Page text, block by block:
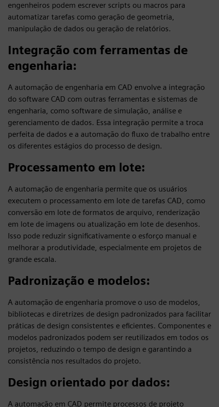
engenheiros podem escrever scripts ou macros para
automatizar tarefas como geração de geometria,
manipulação de dados ou geração de relatórios.
Integração com ferramentas de
engenharia:
A automação de engenharia em CAD envolve a integração
do software CAD com outras ferramentas e sistemas de
engenharia, como software de simulação, análise e
gerenciamento de dados. Essa integração permite a troca
perfeita de dados e a automação do fluxo de trabalho entre
os diferentes estágios do processo de design.
Processamento em lote:
A automação de engenharia permite que os usuários
executem o processamento em lote de tarefas CAD, como
conversão em lote de formatos de arquivo, renderização
em lote de imagens ou atualização em lote de desenhos.
Isso pode reduzir significativamente o esforço manual e
melhorar a produtividade, especialmente em projetos de
grande escala.
Padronização e modelos:
A automação de engenharia promove o uso de modelos,
bibliotecas e diretrizes de design padronizados para facilitar
práticas de design consistentes e eficientes. Componentes e
modelos padronizados podem ser reutilizados em todos os
projetos, reduzindo o tempo de design e garantindo a
consistência nos resultados do projeto.
Design orientado por dados:
A automação em CAD permite processos de projeto